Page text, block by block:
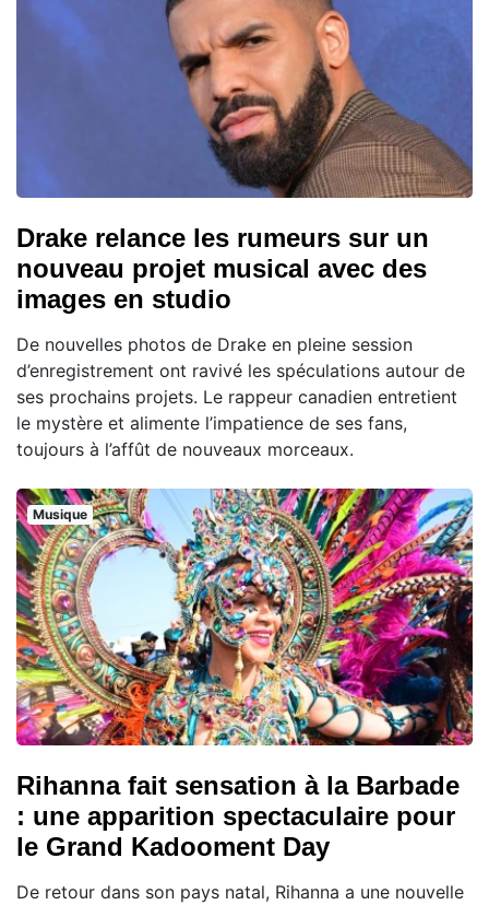
Drake relance les rumeurs sur un
nouveau projet musical avec des
images en studio
De nouvelles photos de Drake en pleine session
d’enregistrement ont ravivé les spéculations autour de
ses prochains projets. Le rappeur canadien entretient
le mystère et alimente l’impatience de ses fans,
toujours à l’affût de nouveaux morceaux.
Musique
Rihanna fait sensation à la Barbade
: une apparition spectaculaire pour
le Grand Kadooment Day
De retour dans son pays natal, Rihanna a une nouvelle